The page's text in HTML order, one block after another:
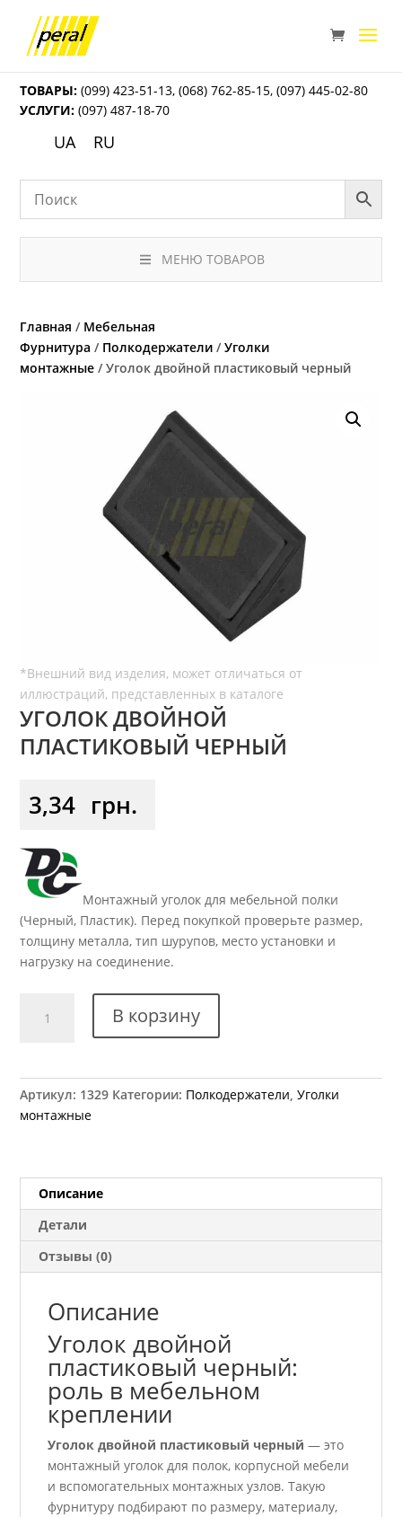
ТОВАРЫ: (099) 423-51-13,(068) 762-85-15,(097) 445-02-80
УСЛУГИ: (097) 487-18-70
UA RU
МЕНЮ ТОВАРОВ
Главная / Мебельная
Фурнитура / Полкодержатели /Уголки
монтажные / Уголок двойной пластиковый черный
УГОЛОК ДВОЙНОЙ
ПЛАСТИКОВЫЙ ЧЕРНЫЙ
3,34 грн.
Монтажный уголок для мебельной полки
(Черный, Пластик). Перед покупкой проверьте размер,
толщину металла, тип шурупов, место установки и
нагрузку на соединение.
товара
черный
В корзину
Артикул: 1329 Категории: Полкодержатели ,Уголки
монтажные
Описание
Детали
Отзывы (0)
Описание
Уголок двойной
пластиковый черный:
роль в мебельном
креплении
Уголок двойной пластиковый черный — это
монтажный уголок для полок, корпусной мебели
и вспомогательных монтажных узлов. Такую
фурнитуру подбирают по размеру, материалу,